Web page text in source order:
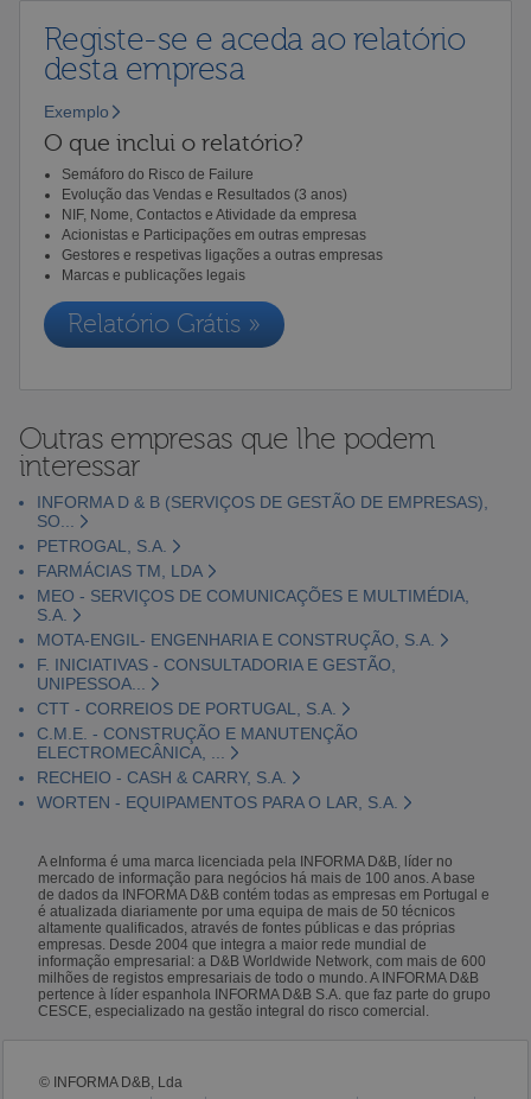
Registe-se e aceda ao relatório
desta empresa
Exemplo
O que inclui o relatório?
Semáforo do Risco de Failure
Evolução das Vendas e Resultados (3 anos)
NIF, Nome, Contactos e Atividade da empresa
Acionistas e Participações em outras empresas
Gestores e respetivas ligações a outras empresas
Marcas e publicações legais
Relatório Grátis »
Outras empresas que lhe podem
interessar
INFORMA D & B (SERVIÇOS DE GESTÃO DE EMPRESAS),
SO...
PETROGAL, S.A.
FARMÁCIAS TM, LDA
MEO - SERVIÇOS DE COMUNICAÇÕES E MULTIMÉDIA,
S.A.
MOTA-ENGIL- ENGENHARIA E CONSTRUÇÃO, S.A.
F. INICIATIVAS - CONSULTADORIA E GESTÃO,
UNIPESSOA...
CTT - CORREIOS DE PORTUGAL, S.A.
C.M.E. - CONSTRUÇÃO E MANUTENÇÃO
ELECTROMECÂNICA, ...
RECHEIO - CASH & CARRY, S.A.
WORTEN - EQUIPAMENTOS PARA O LAR, S.A.
A eInforma é uma marca licenciada pela INFORMA D&B, líder no
mercado de informação para negócios há mais de 100 anos. A base
de dados da INFORMA D&B contém todas as empresas em Portugal e
é atualizada diariamente por uma equipa de mais de 50 técnicos
altamente qualificados, através de fontes públicas e das próprias
empresas. Desde 2004 que integra a maior rede mundial de
informação empresarial: a D&B Worldwide Network, com mais de 600
milhões de registos empresariais de todo o mundo. A INFORMA D&B
pertence à líder espanhola INFORMA D&B S.A. que faz parte do grupo
CESCE, especializado na gestão integral do risco comercial.
© INFORMA D&B, Lda